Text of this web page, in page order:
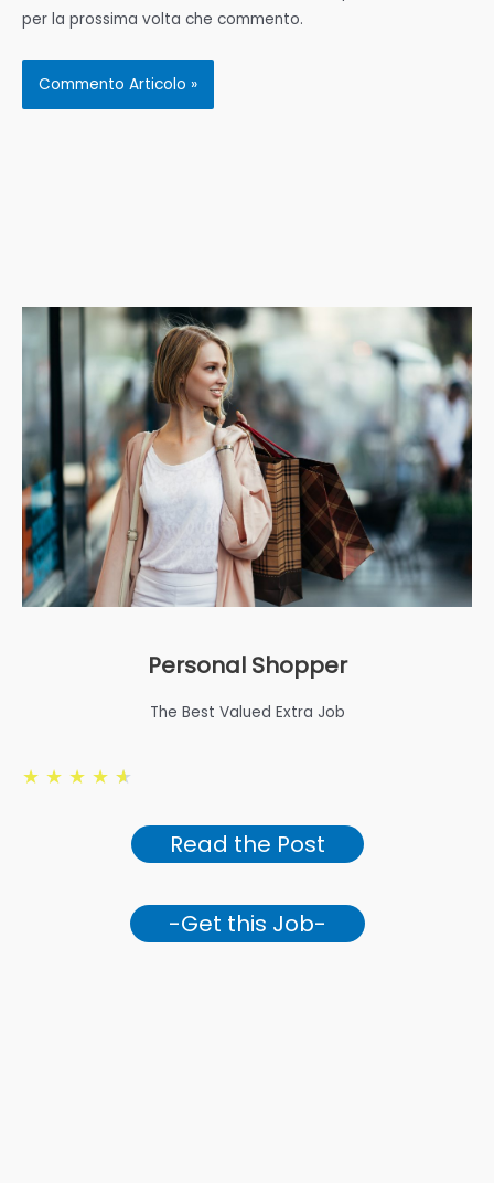
per la prossima volta che commento.
Personal Shopper
The Best Valued Extra Job
★ ★ ★ ★ ★
Read the Post
-Get this Job-